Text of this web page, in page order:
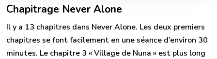
Chapitrage Never Alone
Il y a 13 chapitres dans Never Alone. Les deux premiers
chapitres se font facilement en une séance d’environ 30
minutes. Le chapitre 3 « Village de Nuna » est plus long